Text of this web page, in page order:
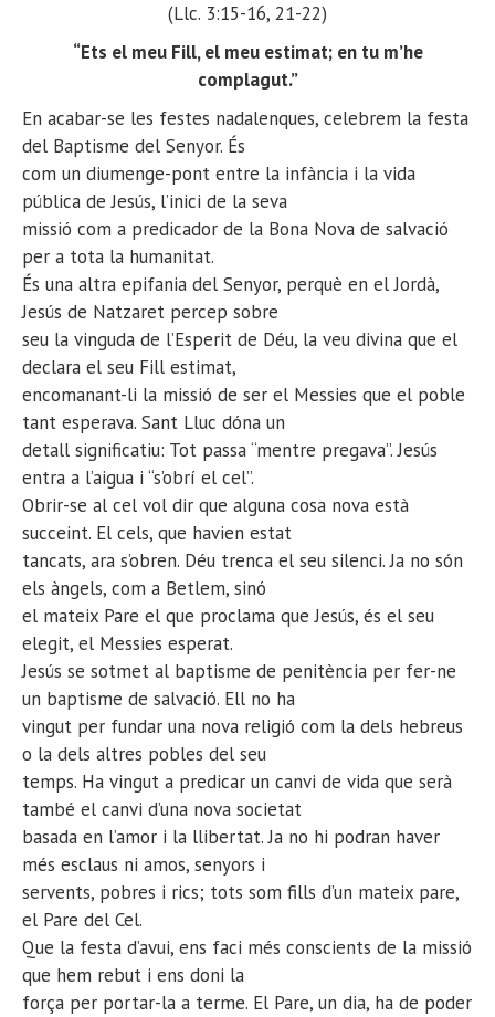
(Llc. 3:15-16, 21-22)
“Ets el meu Fill, el meu estimat; en tu m’he
complagut.”
En acabar-se les festes nadalenques, celebrem la festa
del Baptisme del Senyor. És
com un diumenge-pont entre la infància i la vida
pública de Jesús, l’inici de la seva
missió com a predicador de la Bona Nova de salvació
per a tota la humanitat.
És una altra epifania del Senyor, perquè en el Jordà,
Jesús de Natzaret percep sobre
seu la vinguda de l’Esperit de Déu, la veu divina que el
declara el seu Fill estimat,
encomanant-li la missió de ser el Messies que el poble
tant esperava. Sant Lluc dóna un
detall significatiu: Tot passa “mentre pregava”. Jesús
entra a l’aigua i “s’obrí el cel”.
Obrir-se al cel vol dir que alguna cosa nova està
succeint. El cels, que havien estat
tancats, ara s’obren. Déu trenca el seu silenci. Ja no són
els àngels, com a Betlem, sinó
el mateix Pare el que proclama que Jesús, és el seu
elegit, el Messies esperat.
Jesús se sotmet al baptisme de penitència per fer-ne
un baptisme de salvació. Ell no ha
vingut per fundar una nova religió com la dels hebreus
o la dels altres pobles del seu
temps. Ha vingut a predicar un canvi de vida que serà
també el canvi d’una nova societat
basada en l’amor i la llibertat. Ja no hi podran haver
més esclaus ni amos, senyors i
servents, pobres i rics; tots som fills d’un mateix pare,
el Pare del Cel.
Que la festa d’avui, ens faci més conscients de la missió
que hem rebut i ens doni la
força per portar-la a terme. El Pare, un dia, ha de poder